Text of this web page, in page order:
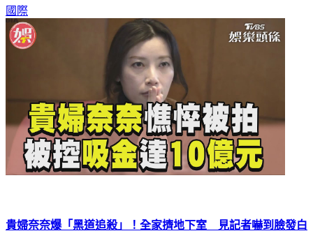
國際
貴婦奈奈爆「黑道追殺」！全家擠地下室 見記者嚇到臉發白